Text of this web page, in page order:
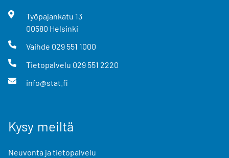
Työpajankatu 13
00580 Helsinki
Vaihde 029 551 1000
Tietopalvelu 029 551 2220
info@stat.fi
Kysy meiltä
Neuvonta ja tietopalvelu